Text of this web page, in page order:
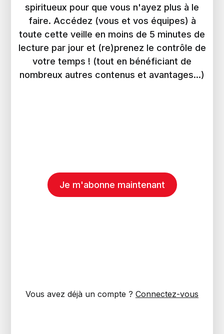
spiritueux pour que vous n'ayez plus à le
faire. Accédez (vous et vos équipes) à
toute cette veille en moins de 5 minutes de
lecture par jour et (re)prenez le contrôle de
votre temps ! (tout en bénéficiant de
nombreux autres contenus et avantages...)
Je m'abonne maintenant
Vous avez déjà un compte ? Connectez-vous